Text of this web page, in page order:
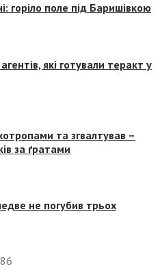
горіло поле під Баришівкою
які готували теракт у
та згвалтував –
за ґратами
не погубив трьох
86